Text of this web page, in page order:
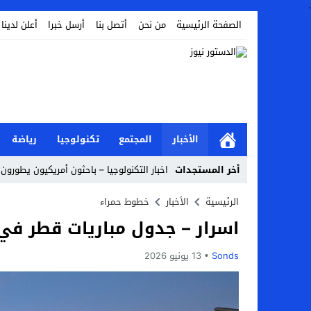
.
الصفحة الرئيسية
من نحن أتصل بنا أرسل خبرا أعلن لدينا
الأخبار المجتمع تكنولوجيا رياضة
أخر المستجدات اخبار التكنولوجيا – باحثون أمريكيون
أخبار الفن – ب الفن – إسعاد يونس: عادل
اراء و اقلام الدستور – بعد ست سنوات من
مال و اعمال – تراجع السندات الخليجية
اخبار العرب – الكويت: وفاة عامل نتيجة
الرئيسية الأخبار خطوط حمراء
اسرار – جدول مباريات قطر في
Sonds 13 يونيو 2026